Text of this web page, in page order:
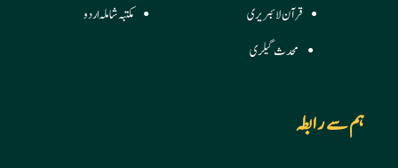
قرآن لائبریری
مکتبہ شاملہ اردو
محدث گیلری
ہم سے رابطہ